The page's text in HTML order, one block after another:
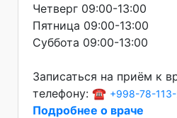
Четверг 09:00-13:00
Пятница 09:00-13:00
Суббота 09:00-13:00
Записаться на приём к
телефону: ☎️ +998-78-
Подробнее о враче